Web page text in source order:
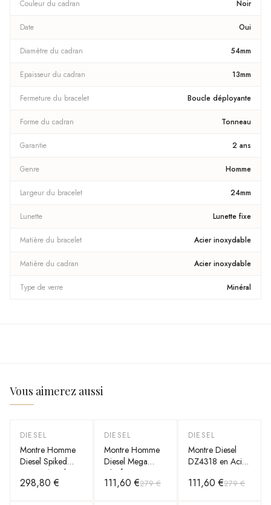
Couleur du cadran Noir
Date Oui
Diamètre du cadran 54mm
Epaisseur du cadran 13mm
Fermeture du bracelet Boucle déployante
Forme du cadran Tonneau
Garantie 2 ans
Genre Homme
Largeur du bracelet 24mm
Lunette Lunette fixe
Matière du bracelet Acier inoxydable
Matière du cadran Acier inoxydable
Type de verre Minéral
Vous aimerez aussi
DIESEL
Montre Homme
Diesel Spiked
DZ4691 cadran
noir bracelet
298,80 €
-60%
DIESEL
Montre Homme
Diesel Mega
Chief DZ4338 en
acier noir
111,60 €279 €
-60%
DIESEL
Montre Diesel
DZ4318 en Acier
Reflets Iridescents
111,60 €279 €